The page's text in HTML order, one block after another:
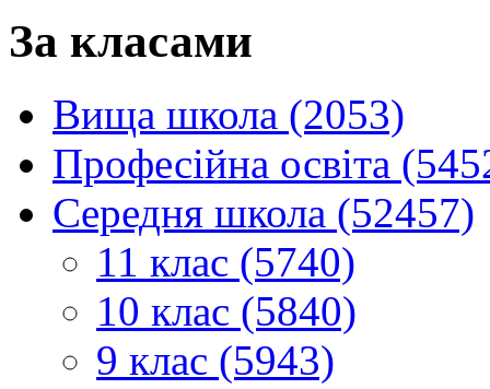
За класами
Вища школа (2053)
Професійна освіта
Середня школа (52457)
11 клас (5740)
10 клас (5840)
9 клас (5943)